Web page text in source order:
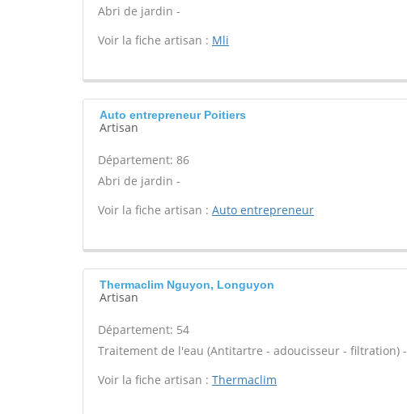
Abri de jardin -
Voir la fiche artisan : Mli
Auto entrepreneur Poitiers
Artisan
Département: 86
Abri de jardin -
Voir la fiche artisan : Auto entrepreneur
Thermaclim Nguyon, Longuyon
Artisan
Département: 54
Traitement de l'eau (Antitartre - adoucisseur - filtration) -
Voir la fiche artisan : Thermaclim